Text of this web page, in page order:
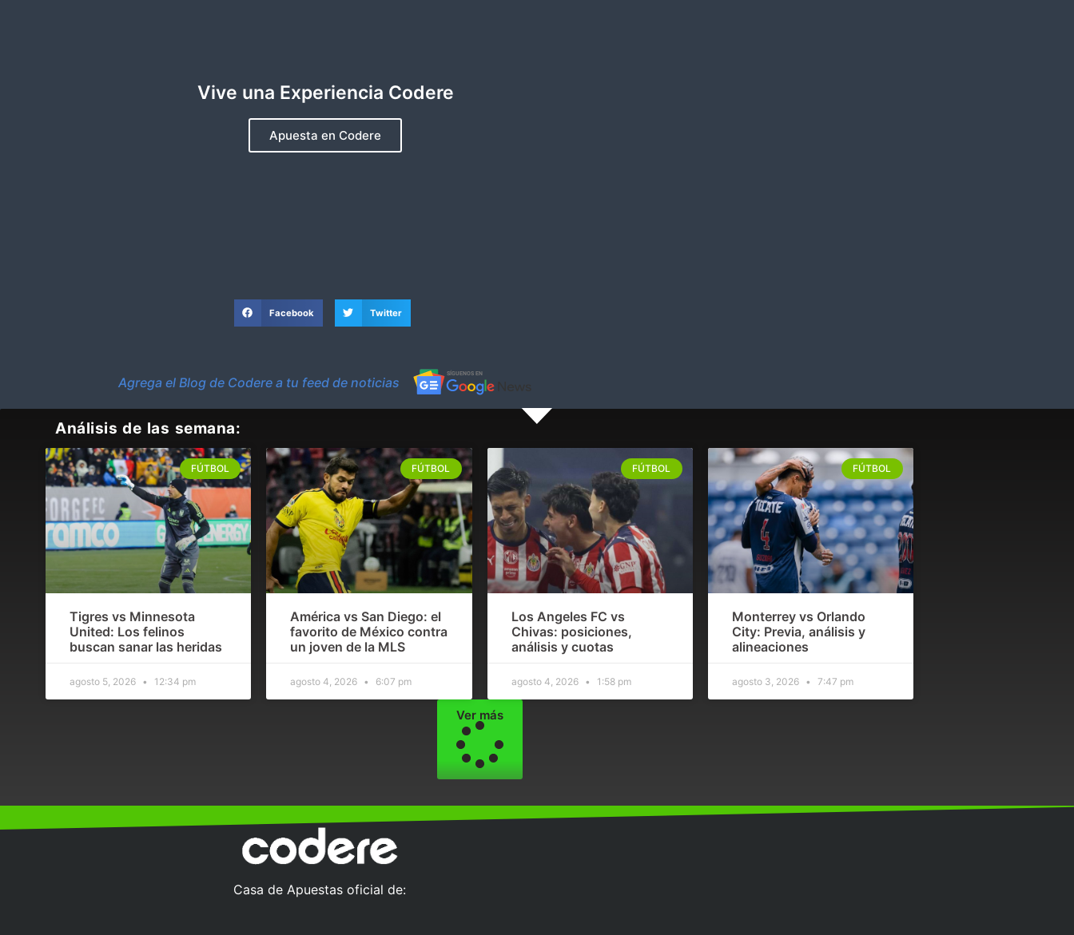
Vive una Experiencia Codere
Apuesta en Codere
Facebook Twitter
Agrega el Blog de Codere a tu feed de noticias
Análisis de las semana:
FÚTBOL
Tigres vs Minnesota
United: Los felinos
buscan sanar las heridas
agosto 5, 2026 12:34 pm
FÚTBOL
América vs San Diego: el
favorito de México contra
un joven de la MLS
agosto 4, 2026 6:07 pm
FÚTBOL
Los Angeles FC vs
Chivas: posiciones,
análisis y cuotas
agosto 4, 2026 1:58 pm
FÚTBOL
Monterrey vs Orlando
City: Previa, análisis y
alineaciones
agosto 3, 2026 7:47 pm
Ver más
Casa de Apuestas oficial de: